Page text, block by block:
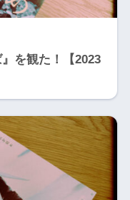
を観た！【2023